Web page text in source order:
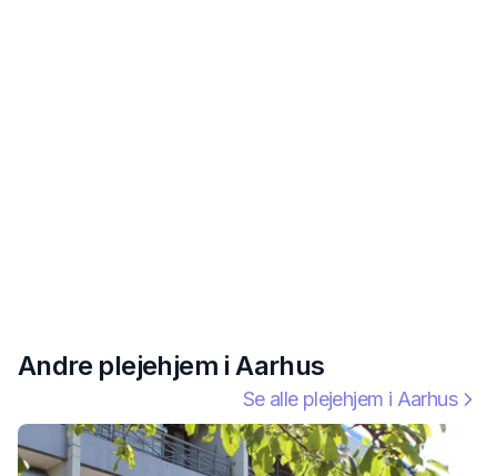
Andre plejehjem iAarhus
Se alle plejehjem i Aarhus